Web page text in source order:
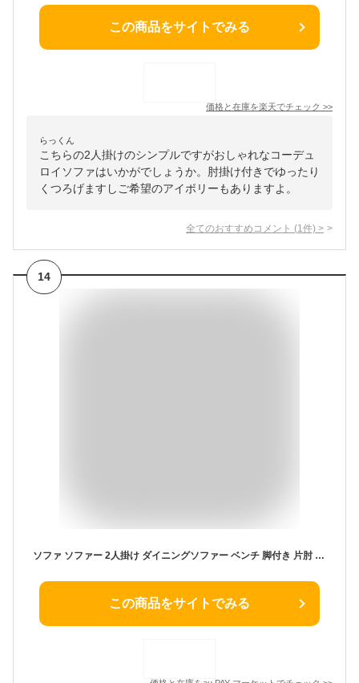
この商品をサイトでみる
価格と在庫を楽天でチェック >>
らっくん
こちらの2人掛けのシンプルですがおしゃれなコーデュ
ロイソファはいかがでしょうか。肘掛け付きでゆったり
くつろげますしご希望のアイボリーもありますよ。
全てのおすすめコメント (1 件) >
14
ソファ ソファー 2人掛け ダイニングソファー ベンチ 脚付き 片肘 シンプル おしゃれ コンパクト ゴールド 金脚 日本製 送料無料
この商品をサイトでみる